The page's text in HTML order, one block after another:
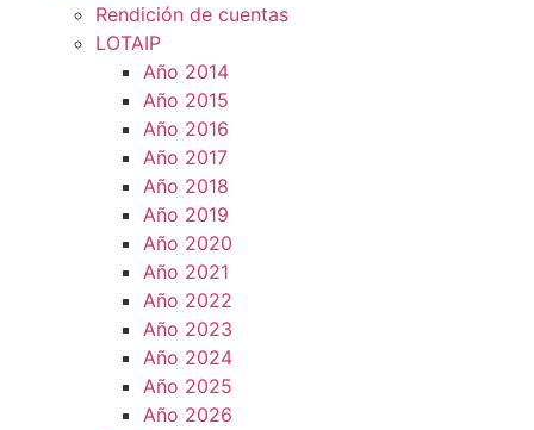
Rendición de cuentas
LOTAIP
Año 2014
Año 2015
Año 2016
Año 2017
Año 2018
Año 2019
Año 2020
Año 2021
Año 2022
Año 2023
Año 2024
Año 2025
Año 2026